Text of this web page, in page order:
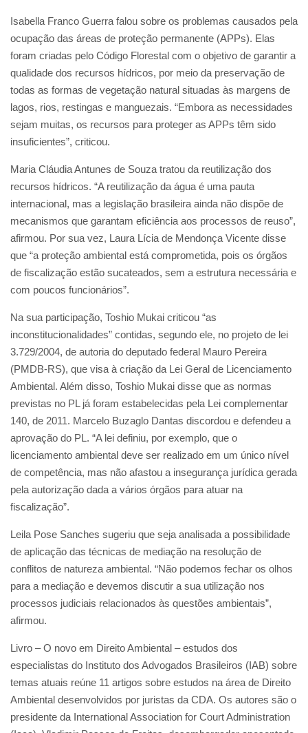
Isabella Franco Guerra falou sobre os problemas causados pela
ocupação das áreas de proteção permanente (APPs). Elas
foram criadas pelo Código Florestal com o objetivo de garantir a
qualidade dos recursos hídricos, por meio da preservação de
todas as formas de vegetação natural situadas às margens de
lagos, rios, restingas e manguezais. “Embora as necessidades
sejam muitas, os recursos para proteger as APPs têm sido
insuficientes”, criticou.
Maria Cláudia Antunes de Souza tratou da reutilização dos
recursos hídricos. “A reutilização da água é uma pauta
internacional, mas a legislação brasileira ainda não dispõe de
mecanismos que garantam eficiência aos processos de reuso”,
afirmou. Por sua vez, Laura Lícia de Mendonça Vicente disse
que “a proteção ambiental está comprometida, pois os órgãos
de fiscalização estão sucateados, sem a estrutura necessária e
com poucos funcionários”.
Na sua participação, Toshio Mukai criticou “as
inconstitucionalidades” contidas, segundo ele, no projeto de lei
3.729/2004, de autoria do deputado federal Mauro Pereira
(PMDB-RS), que visa à criação da Lei Geral de Licenciamento
Ambiental. Além disso, Toshio Mukai disse que as normas
previstas no PL já foram estabelecidas pela Lei complementar
140, de 2011. Marcelo Buzaglo Dantas discordou e defendeu a
aprovação do PL. “A lei definiu, por exemplo, que o
licenciamento ambiental deve ser realizado em um único nível
de competência, mas não afastou a insegurança jurídica gerada
pela autorização dada a vários órgãos para atuar na
fiscalização”.
Leila Pose Sanches sugeriu que seja analisada a possibilidade
de aplicação das técnicas de mediação na resolução de
conflitos de natureza ambiental. “Não podemos fechar os olhos
para a mediação e devemos discutir a sua utilização nos
processos judiciais relacionados às questões ambientais”,
afirmou.
Livro – O novo em Direito Ambiental – estudos dos
especialistas do Instituto dos Advogados Brasileiros (IAB) sobre
temas atuais reúne 11 artigos sobre estudos na área de Direito
Ambiental desenvolvidos por juristas da CDA. Os autores são o
presidente da International Association for Court Administration